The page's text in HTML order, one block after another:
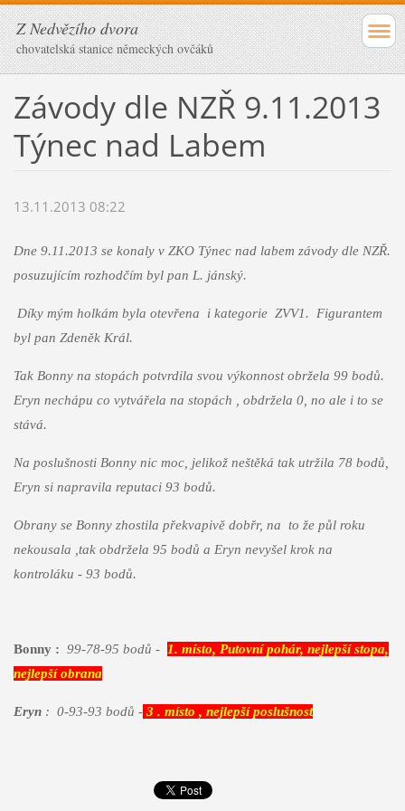
Z Nedvězího dvora
chovatelská stanice německých ovčáků
Závody dle NZŘ 9.11.2013
Týnec nad Labem
13.11.2013 08:22
Dne 9.11.2013 se konaly v ZKO Týnec nad labem závody dle NZŘ.
posuzujícím rozhodčím byl pan L. jánský.
Díky mým holkám byla otevřena i kategorie ZVV1. Figurantem
byl pan Zdeněk Král.
Tak Bonny na stopách potvrdila svou výkonnost obržela 99 bodů.
Eryn nechápu co vytvářela na stopách , obdržela 0, no ale i to se
stává.
Na poslušnosti Bonny nic moc, jelikož neštěká tak utržila 78 bodů,
Eryn si napravila reputaci 93 bodů.
Obrany se Bonny zhostila překvapivě dobřr, na to že půl roku
nekousala ,tak obdržela 95 bodů a Eryn nevyšel krok na
kontroláku - 93 bodů.
Bonny : 99-78-95 bodů - 1. místo, Putovní pohár, nejlepší stopa,
nejlepší obrana
Eryn: 0-93-93 bodů -3 . místo , nejlepší poslušnost